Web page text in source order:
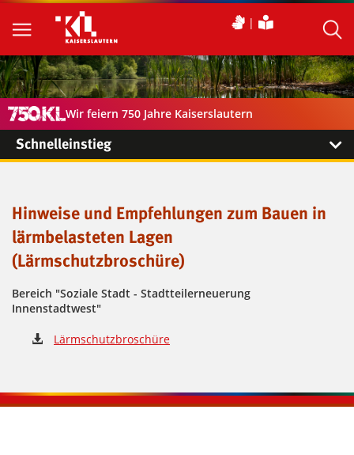
Wir feiern 750 Jahre Kaiserslautern
Schnelleinstieg
Hinweise und Empfehlungen zum Bauen in
lärmbelasteten Lagen
(Lärmschutzbroschüre)
Bereich "Soziale Stadt - Stadtteilerneuerung
Innenstadtwest"
Lärmschutzbroschüre